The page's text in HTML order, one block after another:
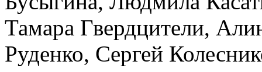
Тамара Гвердцители,
Руденко, Сергей